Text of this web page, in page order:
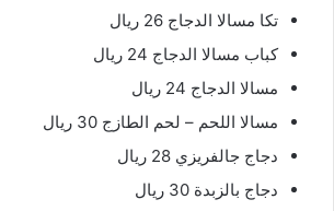
تكا مسالا الدجاج 26 ريال
كباب مسالا الدجاج 24 ريال
مسالا الدجاج 24 ريال
مسالا اللحم – لحم الطازج 30 ريال
دجاج جالفريزي 28 ريال
دجاج بالزبدة 30 ريال